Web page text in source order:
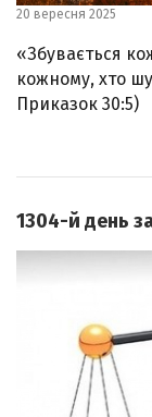
20 вересня 2025
«Збувається
кожному, хто
Приказок 30:5)
1304-й день